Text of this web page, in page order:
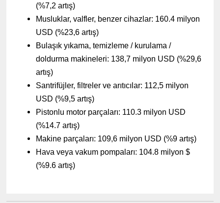
(%7,2 artış)
Musluklar, valfler, benzer cihazlar: 160.4 milyon
USD (%23,6 artış)
Bulaşık yıkama, temizleme / kurulama /
doldurma makineleri: 138,7 milyon USD (%29,6
artış)
Santrifüjler, filtreler ve arıtıcılar: 112,5 milyon
USD (%9,5 artış)
Pistonlu motor parçaları: 110.3 milyon USD
(%14.7 artış)
Makine parçaları: 109,6 milyon USD (%9 artış)
Hava veya vakum pompaları: 104.8 milyon $
(%9.6 artış)